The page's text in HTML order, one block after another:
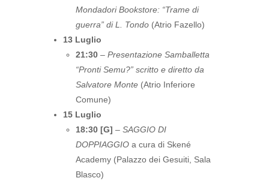
Mondadori Bookstore: “Trame di
guerra” di L. Tondo (Atrio Fazello)
13 Luglio
21:30 – Presentazione Samballetta
“Pronti Semu?” scritto e diretto da
Salvatore Monte (Atrio Inferiore
Comune)
15 Luglio
18:30 [G] – SAGGIO DI
DOPPIAGGIO a cura di Skené
Academy (Palazzo dei Gesuiti, Sala
Blasco)